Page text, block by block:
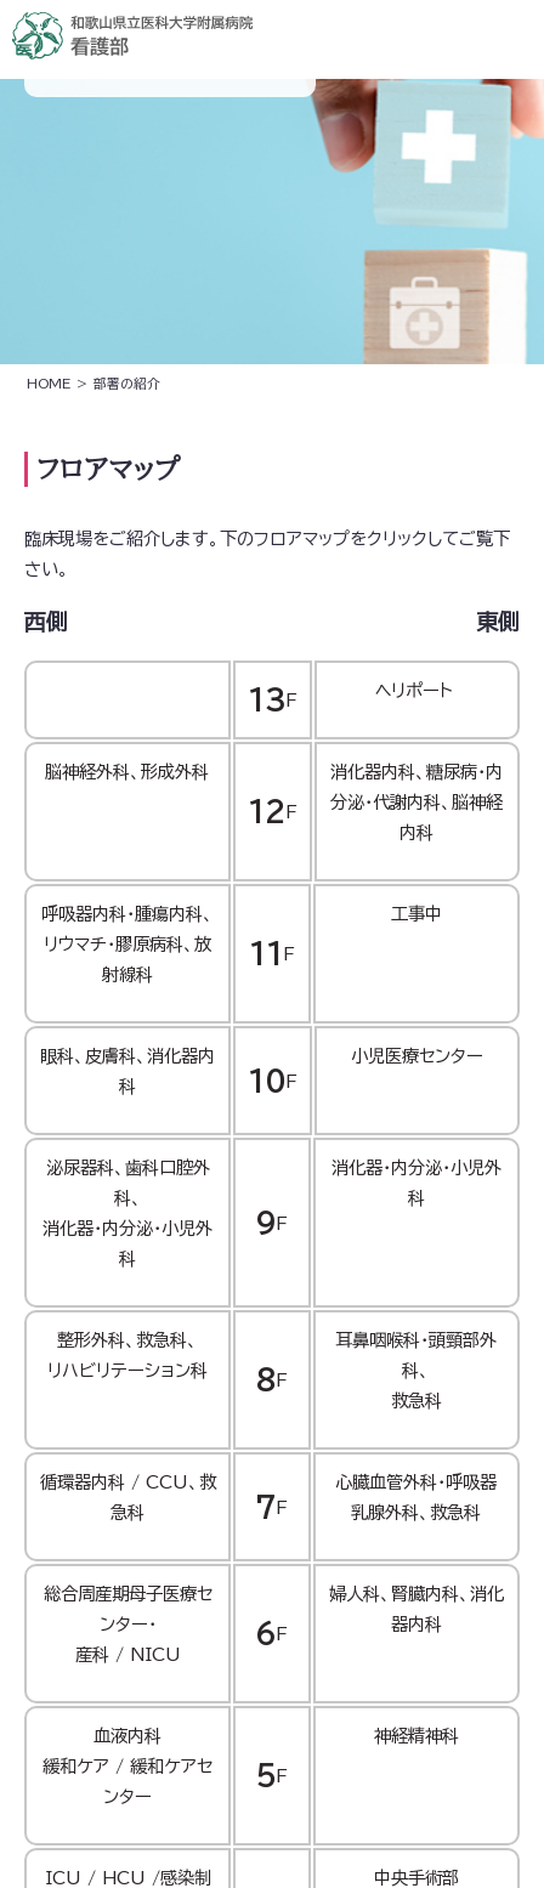
部署の紹介
HOME > 部署の紹介
フロアマップ
臨床現場をご紹介します。下のフロアマップをクリックしてご覧下
さい。
西側 東側
13 F
ヘリポート
脳神経外科、形成外科
12 F
消化器内科、糖尿病・内
分泌・代謝内科、脳神経
内科
呼吸器内科・腫瘍内科、
リウマチ・膠原病科、放
射線科
11 F
工事中
眼科、皮膚科、消化器内
科
10F
小児医療センター
泌尿器科、歯科口腔外
科、
消化器・内分泌・小児外
科
9F
消化器・内分泌・小児外
科
整形外科、救急科、
リハビリテーション科
8 F
耳鼻咽喉科・頭頸部外
科、
救急科
循環器内科 / CCU、救
急科
7F
心臓血管外科・呼吸器
乳腺外科、救急科
総合周産期母子医療セ
ンター・
産科 / NICU
6 F
婦人科、腎臓内科、消化
器内科
血液内科
緩和ケア / 緩和ケアセ
ンター
5 F
神経精神科
ICU / HCU /感染制
中央手術部